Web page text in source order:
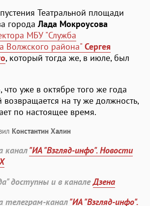
Театральной площади
города Лада Мокроусова
МБУ "Служба
Волжского района" Сергея
, который тогда же, в июле, был
что уже в октябре того же года
на ту же должность,
по настоящее время.
Константин Халин
канал"ИА "Взгляд-инфо". Новости
доступны и в каналеДзена
телеграм-канал"ИА "Взгляд-инфо".